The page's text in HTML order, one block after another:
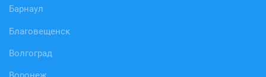
Барнаул
Благовещенск
Волгоград